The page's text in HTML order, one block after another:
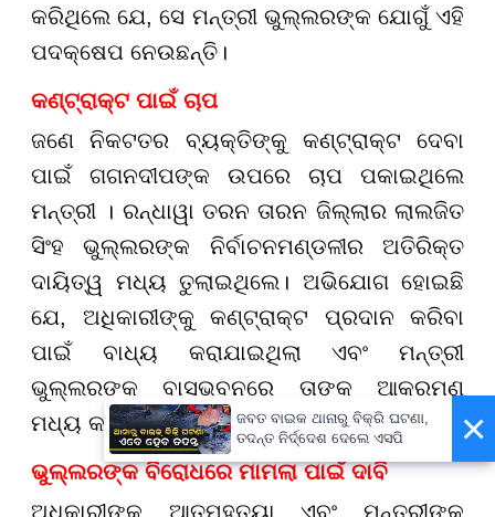
କରିଥିଲେ ଯେ, ସେ ମନ୍ତ୍ରୀ ଭୁଲ୍ଲରଙ୍କ ଯୋଗୁଁ ଏହି
ପଦକ୍ଷେପ ନେଉଛନ୍ତି।
କଣ୍ଟ୍ରାକ୍ଟ ପାଇଁ ଚାପ
ଜଣେ ନିକଟତର ବ୍ୟକ୍ତିଙ୍କୁ କଣ୍ଟ୍ରାକ୍ଟ ଦେବା
ପାଇଁ ଗଗନଦୀପଙ୍କ ଉପରେ ଚାପ ପକାଇଥିଲେ
ମନ୍ତ୍ରୀ । ରନ୍ଧାୱା ତରନ ତାରନ ଜିଲ୍ଲାର ଲାଲଜିତ
ସିଂହ ଭୁଲ୍ଲରଙ୍କ ନିର୍ବାଚନମଣ୍ଡଳୀର ଅତିରିକ୍ତ
ଦାୟିତ୍ୱ ମଧ୍ୟ ତୁଲାଇଥିଲେ। ଅଭିଯୋଗ ହୋଇଛି
ଯେ, ଅଧିକାରୀଙ୍କୁ କଣ୍ଟ୍ରାକ୍ଟ ପ୍ରଦାନ କରିବା
ପାଇଁ ବାଧ୍ୟ କରାଯାଇଥିଲା ଏବଂ ମନ୍ତ୍ରୀ
ଭୁଲ୍ଲରଙ୍କ ବାସଭବନରେ ତାଙ୍କୁ ଆକ୍ରମଣ
ମଧ୍ୟ କରାଯାଇଥିଲା।
ଭୁଲ୍ଲରଙ୍କ ବିରୋଧରେ ମାମଲା ପାଇଁ ଦାବି
ଅଧିକାରୀଙ୍କ ଆତ୍ମହତ୍ୟା ଏବଂ ମନ୍ତ୍ରୀଙ୍କ
×
ଜବତ ବାଇକ ଥାନାରୁ ବିକ୍ରି ଘଟଣା,
ତଦନ୍ତ ନିର୍ଦ୍ଦେଶ ଦେଲେ ଏସପି